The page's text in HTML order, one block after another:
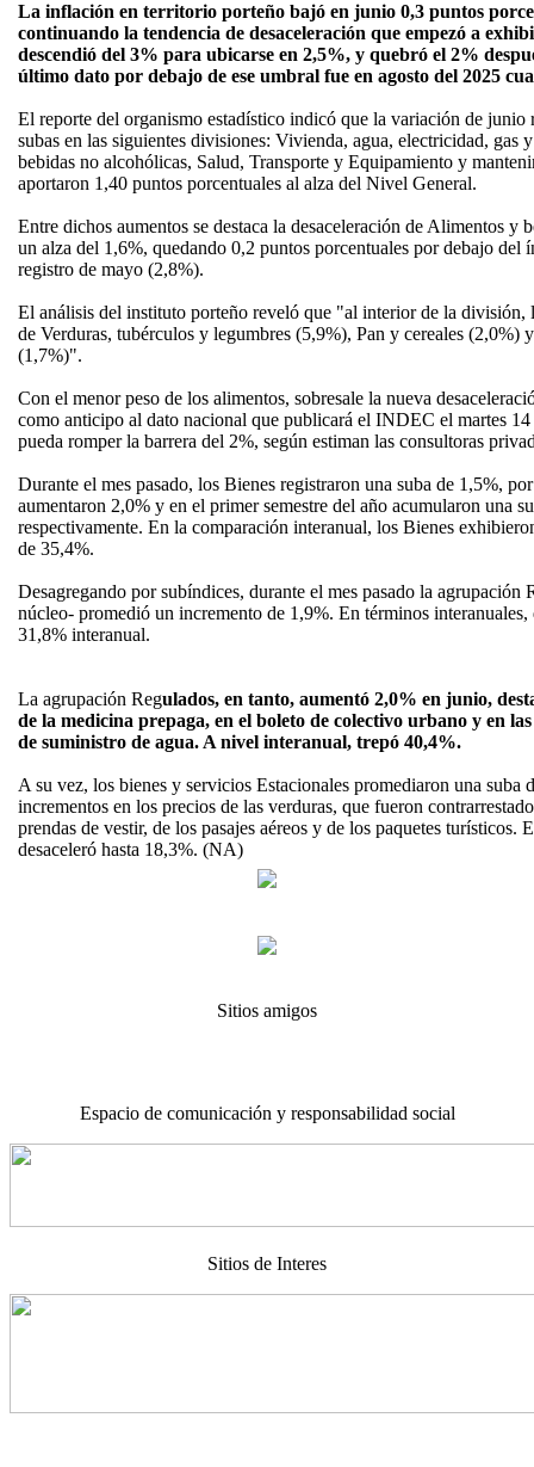
La inflación en territorio porteño bajó en junio 0,3 puntos
continuando la tendencia de desaceleración que empezó a
descendió del 3% para ubicarse en 2,5%, y quebró el 2%
último dato por debajo de ese umbral fue en agosto del 2025
El reporte del organismo estadístico indicó que la variación de junio
subas en las siguientes divisiones: Vivienda, agua, electricidad, gas
bebidas no alcohólicas, Salud, Transporte y Equipamiento y
aportaron 1,40 puntos porcentuales al alza del Nivel General.
Entre dichos aumentos se destaca la desaceleración de Alimentos y
un alza del 1,6%, quedando 0,2 puntos porcentuales por debajo del
registro de mayo (2,8%).
El análisis del instituto porteño reveló que "al interior de la
de Verduras, tubérculos y legumbres (5,9%), Pan y cereales (2,0%)
(1,7%)".
Con el menor peso de los alimentos, sobresale la nueva
como anticipo al dato nacional que publicará el INDEC el martes
pueda romper la barrera del 2%, según estiman las consultoras
Durante el mes pasado, los Bienes registraron una suba de 1,5%,
aumentaron 2,0% y en el primer semestre del año acumularon una
respectivamente. En la comparación interanual, los Bienes
de 35,4%.
Desagregando por subíndices, durante el mes pasado la
núcleo- promedió un incremento de 1,9%. En términos interanuales,
31,8% interanual.
La agrupación Regulados, en tanto, aumentó 2,0% en junio,
de la medicina prepaga, en el boleto de colectivo urbano y en
de suministro de agua. A nivel interanual, trepó 40,4%.
A su vez, los bienes y servicios Estacionales promediaron una suba
incrementos en los precios de las verduras, que fueron
prendas de vestir, de los pasajes aéreos y de los paquetes turísticos.
desaceleró hasta 18,3%. (NA)
Sitios amigos
Espacio de comunicación y responsabilidad social
Sitios de Interes